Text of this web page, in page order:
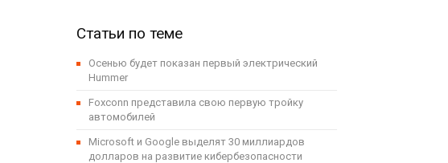
Статьи по теме
Осенью будет показан первый электрический
Hummer
Foxconn представила свою первую тройку
автомобилей
Microsoft и Google выделят 30 миллиардов
долларов на развитие кибербезопасности